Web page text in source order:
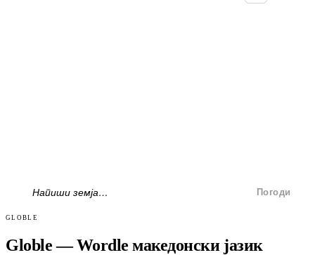
Погоди
GLOBLE
Globle — Wordle македонски јазик